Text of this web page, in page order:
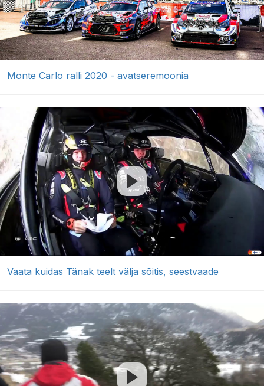
Monte Carlo ralli 2020 - avatseremoonia
Vaata kuidas Tänak teelt välja sõitis, seestvaade